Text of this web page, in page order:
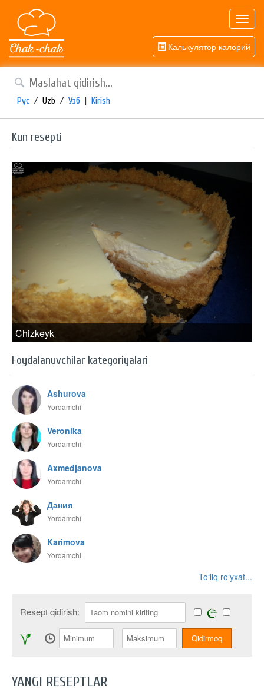
Калькулятор калорий
Рус / Uzb / Узб | Kirish
Kun resepti
Chizkeyk
Foydalanuvchilar kategoriyalari
Ashurova
Yordamchi
Veronika
Yordamchi
Axmedjanova
Yordamchi
Дания
Yordamchi
Karimova
Yordamchi
To‘liq ro‘yxat...
Resept qidirish:
YANGI RESEPTLAR